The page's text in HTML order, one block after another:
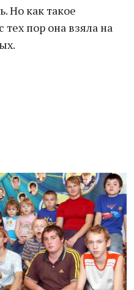
Но как такое
пор она взяла на